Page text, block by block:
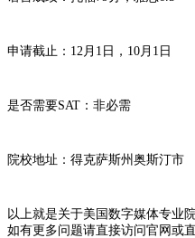
申请截止：12月1日，10月1日
是否需要SAT：非必需
院校地址：得克萨斯州奥斯汀市
以上就是关于美国数字媒体专业
如有更多问题请直接访问官网或